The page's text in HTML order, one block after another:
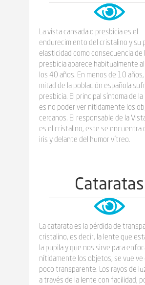
La vista cansada o presbicia es el
endurecimiento del cristalino y su
elasticidad como consecuencia de
presbicia aparece habitualmente
los 40 años. En menos de 10 años,
mitad de la población española
presbicia. El principal síntoma de
es no poder ver nítidamente los
cercanos. El responsable de la
es el cristalino, este se encuentra
iris y delante del humor vítreo.
Cataratas
La catarata es la pérdida de
cristalino, es decir, la lente que
la pupila y que nos sirve para
nítidamente los objetos, se vuelve
poco transparente. Los rayos de
a través de la lente con facilidad,